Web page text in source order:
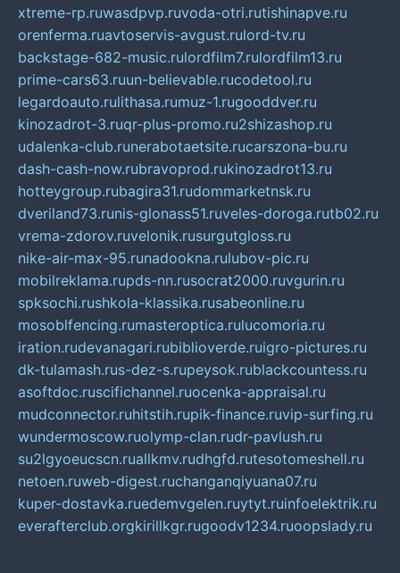
xtreme-rp.ruwasdpvp.ruvoda-otri.rutishinapve.ru
orenferma.ruavtoservis-avgust.rulord-tv.ru
backstage-682-music.rulordfilm7.rulordfilm13.ru
prime-cars63.ruun-believable.rucodetool.ru
legardoauto.rulithasa.rumuz-1.rugooddver.ru
kinozadrot-3.ruqr-plus-promo.ru2shizashop.ru
udalenka-club.runerabotaetsite.rucarszona-bu.ru
dash-cash-now.rubravoprod.rukinozadrot13.ru
hotteygroup.rubagira31.rudommarketnsk.ru
dveriland73.runis-glonass51.ruveles-doroga.rutb02.ru
vrema-zdorov.ruvelonik.rusurgutgloss.ru
nike-air-max-95.runadookna.rulubov-pic.ru
mobilreklama.rupds-nn.rusocrat2000.ruvgurin.ru
spksochi.rushkola-klassika.rusabeonline.ru
mosoblfencing.rumasteroptica.rulucomoria.ru
iration.rudevanagari.rubiblioverde.ruigro-pictures.ru
dk-tulamash.rus-dez-s.rupeysok.rublackcountess.ru
asoftdoc.ruscifichannel.ruocenka-appraisal.ru
mudconnector.ruhitstih.rupik-finance.ruvip-surfing.ru
wundermoscow.ruolymp-clan.rudr-pavlush.ru
su2lgyoeucscn.ruallkmv.rudhgfd.rutesotomeshell.ru
netoen.ruweb-digest.ruchanganqiyuana07.ru
kuper-dostavka.ruedemvgelen.ruytyt.ruinfoelektrik.ru
everafterclub.orgkirillkgr.rugoodv1234.ruoopslady.ru